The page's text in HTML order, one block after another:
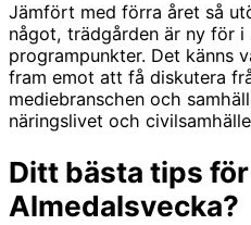
Jämfört med förra året så
något, trädgården är ny för
programpunkter. Det känns
fram emot att få diskutera
mediebranschen och
näringslivet och
Ditt bästa tips
Almedalsvecka?